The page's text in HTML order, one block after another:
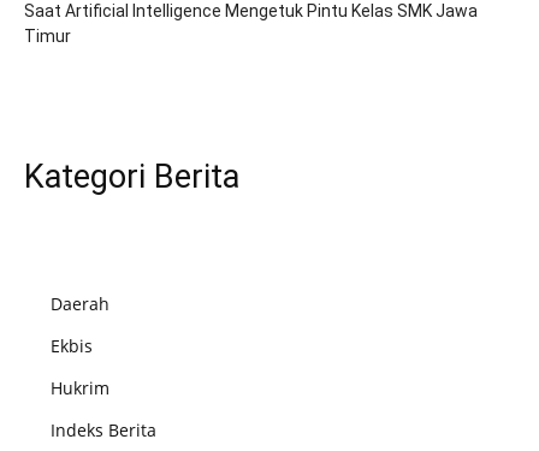
Saat Artificial Intelligence Mengetuk Pintu Kelas SMK Jawa
Timur
Kategori Berita
Daerah
Ekbis
Hukrim
Indeks Berita